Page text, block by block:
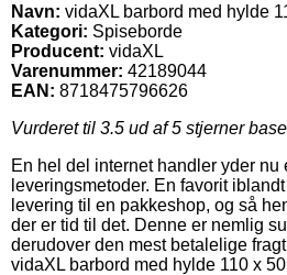
Navn: vidaXL barbord med hylde
Kategori: Spiseborde
Producent: vidaXL
Varenummer: 42189044
EAN: 8718475796626
Vurderet til 3.5 ud af 5 stjerner
En hel del internet handler yder nu
leveringsmetoder. En favorit
levering til en pakkeshop, og så
der er tid til det. Denne er nemlig
derudover den mest betalelige
vidaXL barbord med hylde 110 x